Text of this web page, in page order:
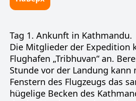
Tag 1. Ankunft in Kathmandu.
Die Mitglieder der Expedition
Flughafen „Tribhuvan“ an.
Stunde vor der Landung kann
Fenstern des Flugzeugs das
hügelige Becken des